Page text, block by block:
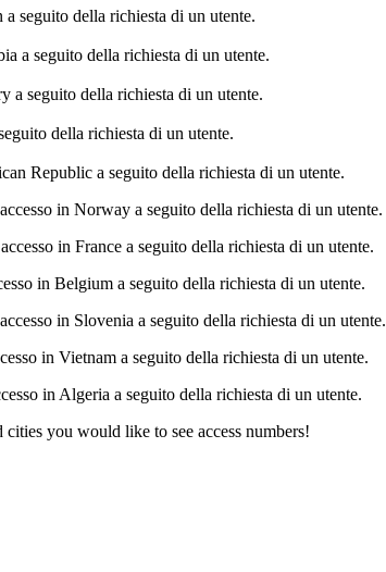
seguito della richiesta di un utente.
a seguito della richiesta di un utente.
a seguito della richiesta di un utente.
della richiesta di un utente.
Republic a seguito della richiesta di un utente.
in Norway a seguito della richiesta di un utente.
in France a seguito della richiesta di un utente.
in Belgium a seguito della richiesta di un utente.
in Slovenia a seguito della richiesta di un utente.
in Vietnam a seguito della richiesta di un utente.
in Algeria a seguito della richiesta di un utente.
you would like to see access numbers!